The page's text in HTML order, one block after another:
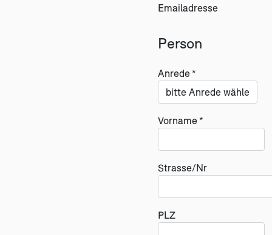
Emailadresse
Person
Anrede *
Vorname *
Strasse/Nr
PLZ